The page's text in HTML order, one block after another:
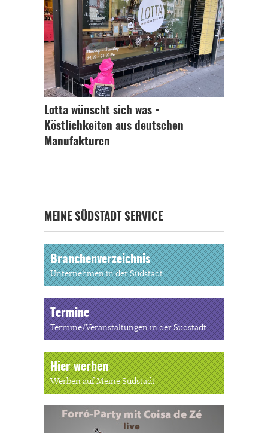
Lotta wünscht sich was -
Köstlichkeiten aus deutschen
Manufakturen
MEINE SÜDSTADT SERVICE
Branchenverzeichnis
Unternehmen in der Südstadt
Termine
Termine/Veranstaltungen in der Südstadt
Hier werben
Werben auf Meine Südstadt